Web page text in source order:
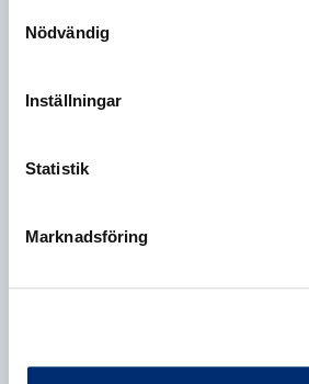
Nödvändig
Inställningar
Statistik
Marknadsföring